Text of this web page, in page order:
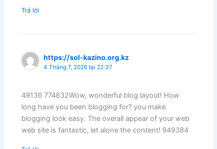
Trả lời
https://sol-kazino.org.kz
4 Tháng 7, 2026 tại 22:37
49136 774832Wow, wonderful blog layout! How
long have you been blogging for? you make
blogging look easy. The overall appear of your web
web site is fantastic, let alone the content! 949384